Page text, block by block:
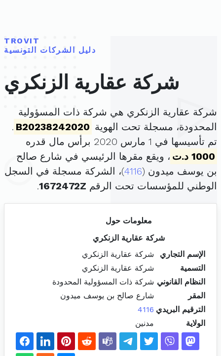
TROVIT
دليل الشركات التونسية
شركة عقارية الزنكري
شركة عقارية الزنكري هي شركة ذات المسؤولية
المحدودة، مسجلة تحت الهوية B20238242020
.
تم تأسيسها في 1 مارس 2020 برأس مال قدره
1000 د.ت
، ويقع مقرها الرئيسي في شارع صالح
بن يوسف ميدون (4116)، الشركة مسجلة في السجل
الوطني للمؤسسات تحت الرقم 1672472Z
.
معلومات حول
شركة عقارية الزنكري
الإسم التجاري
شركة عقارية الزنكري
التسمية
شركة عقارية الزنكري
النظام القانوني شركة ذات المسؤولية المحدودة
المقر
شارع صالح بن يوسف ميدون
الترقيم البريدي 4116
الولاية
مدنين